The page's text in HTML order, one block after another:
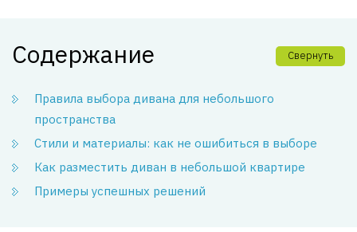
Содержание Свернуть
Правила выбора дивана для небольшого
пространства
Стили и материалы: как не ошибиться в выборе
Как разместить диван в небольшой квартире
Примеры успешных решений